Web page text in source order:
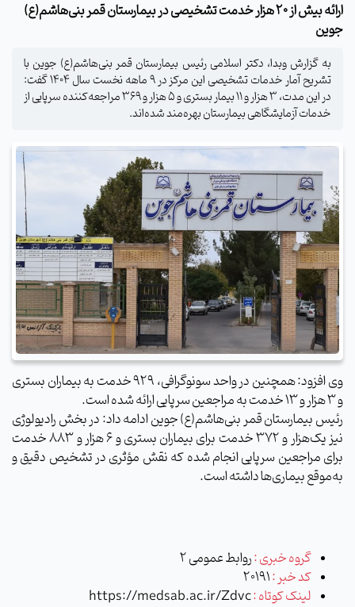
ارائه بیش از ۲۰ هزار خدمت تشخیصی در بیمارستان قمر بنی‌هاشم(ع)
جوین
به گزارش وبدا، دکتر اسلامی رئیس بیمارستان قمر بنی‌هاشم(ع) جوین با
تشریح آمار خدمات تشخیصی این مرکز در ۹ ماهه نخست سال ۱۴۰۴ گفت:
در این مدت، ۳ هزار و ۱۱ بیمار بستری و ۵ هزار و ۳۶۹ مراجعه‌کننده سرپایی از
خدمات آزمایشگاهی بیمارستان بهره‌مند شده‌اند.
وی افزود: همچنین در واحد سونوگرافی، ۹۲۹ خدمت به بیماران بستری
و ۳ هزار و ۱۳ خدمت به مراجعین سرپایی ارائه شده است.
رئیس بیمارستان قمر بنی‌هاشم(ع) جوین ادامه داد: در بخش رادیولوژی
نیز یک‌هزار و ۳۷۲ خدمت برای بیماران بستری و ۶ هزار و ۸۸۳ خدمت
برای مراجعین سرپایی انجام شده که نقش مؤثری در تشخیص دقیق و
به‌موقع بیماری‌ها داشته است.
گروه خبری :روابط عمومی 2
کد خبر :20191
لینک کوتاه :https://medsab.ac.ir/Zdvc